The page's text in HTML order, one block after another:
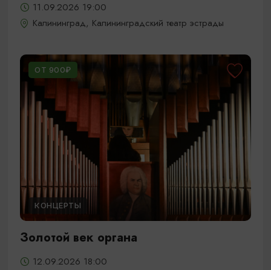
11.09.2026 19:00
Калининград, Калининградский театр эстрады
ОТ 900₽
КОНЦЕРТЫ
Золотой век органа
12.09.2026 18:00